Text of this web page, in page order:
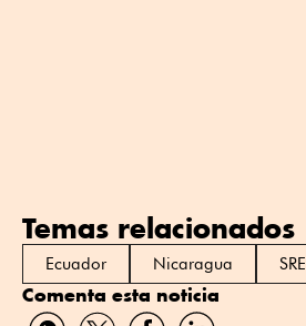
Temas relacionados
Ecuador Nicaragua SRE
Comenta esta noticia